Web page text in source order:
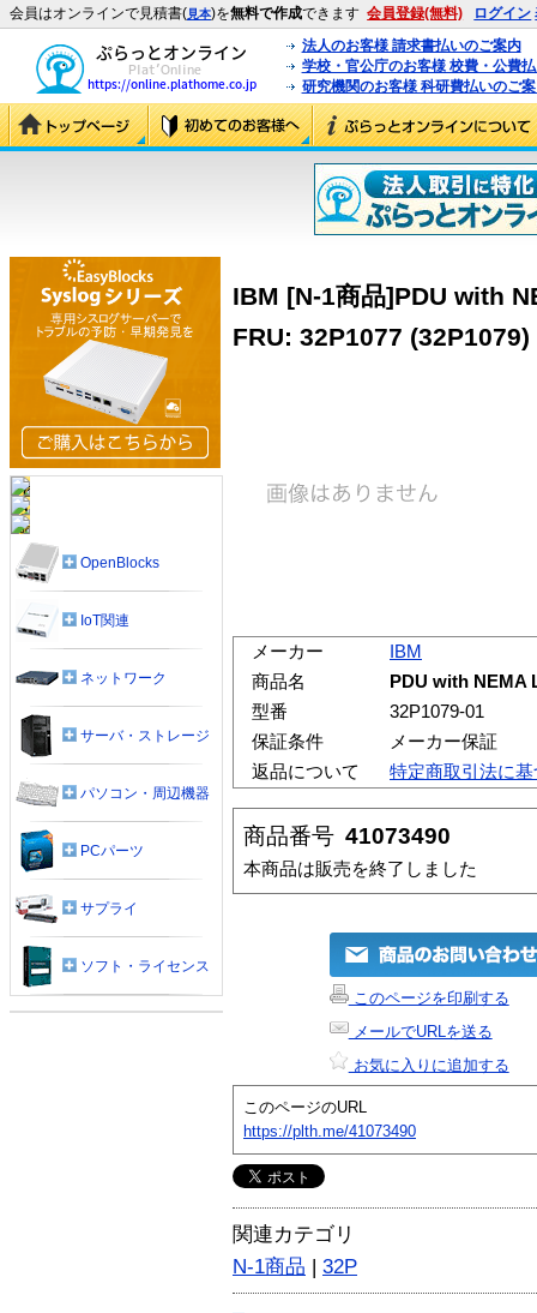
会員はオンラインで見積書(見本)を無料で作成できます 会員登録(無料) ログイン
法人のお客様 請求書払いのご案内
学校・官公庁のお客様 校費・公費
研究機関のお客様 科研費払いのご
IBM [N-1商品]PDU with
FRU: 32P1077 (32P1079)
メーカー
IBM
商品名
PDU with NEMA
型番
32P1079-01
保証条件
メーカー保証
返品について
特定商取引法に
商品番号 41073490
本商品は販売を終了しました
このページを印刷する
メールでURLを送る
お気に入りに追加する
このページのURL
https://plth.me/41073490
関連カテゴリ
N-1商品 | 32P
OpenBlocks
IoT関連
ネットワーク
サーバ・ストレージ
パソコン・周辺機器
PCパーツ
サプライ
ソフト・ライセンス